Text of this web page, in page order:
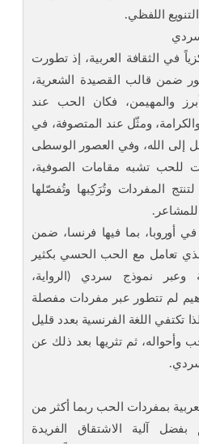
اللفظي.
في الثقافة العربية، إذ تطورت
ضمن قالب القصيدة الشعرية،
والمهيمن، فكان الحب عند
ومثّل عند المتصوفة، في
إلى الله، وفي العصور الوسطى
للحب تشبه مقامات الصوفية،
المفردات وتُرَكِبها وتُفصّلها
أوروبا، بما فيها فرنسا، ضمن
تعامل مع الحب الحسي بكثير
نموذج سردي (الرواية،
لم تتطور عبر مفردات مفصلة
اللغة الفرنسية بعدد قليل
ثم تثريها بعد ذلك عن
بمفردات الحب ربما أكثر من
آلية الاشتقاق الفريدة